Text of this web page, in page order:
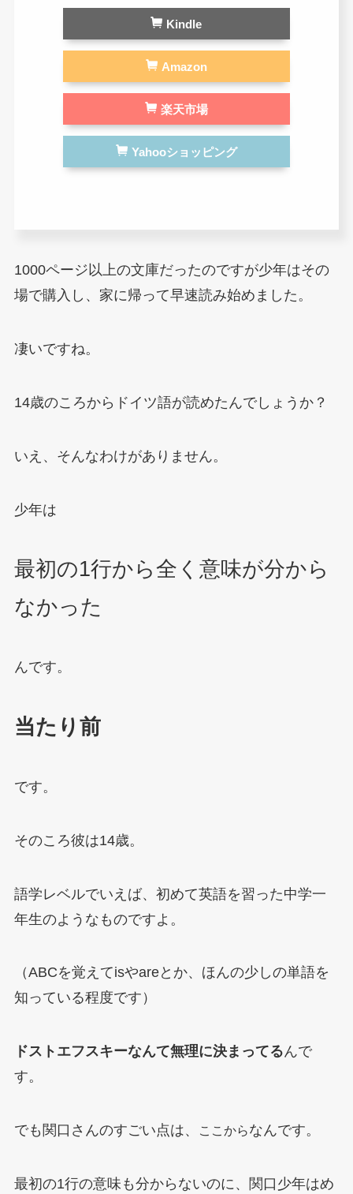
Kindle
Amazon
楽天市場
Yahooショッピング
1000ページ以上の文庫だったのですが少年はその
場で購入し、家に帰って早速読み始めました。
凄いですね。
14歳のころからドイツ語が読めたんでしょうか？
いえ、そんなわけがありません。
少年は
最初の1行から全く意味が分から
なかった
んです。
当たり前
です。
そのころ彼は14歳。
語学レベルでいえば、初めて英語を習った中学一
年生のようなものですよ。
（ABCを覚えてisやareとか、ほんの少しの単語を
知っている程度です）
ドストエフスキーなんて無理に決まってるんで
す。
でも関口さんのすごい点は、 ここからなんです。
最初の1行の意味も分からないのに、関口少年はめ